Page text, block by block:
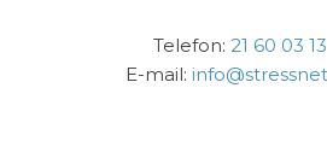
​Telefon:21 60 03 13
E-mail: